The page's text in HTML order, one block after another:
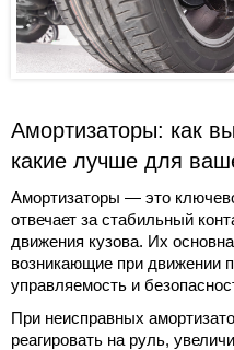
Амортизаторы: как
какие лучше для
Амортизаторы — это
отвечает за стабильный
движения кузова. Их
возникающие при движении
управляемость и
При неисправных
реагировать на руль,